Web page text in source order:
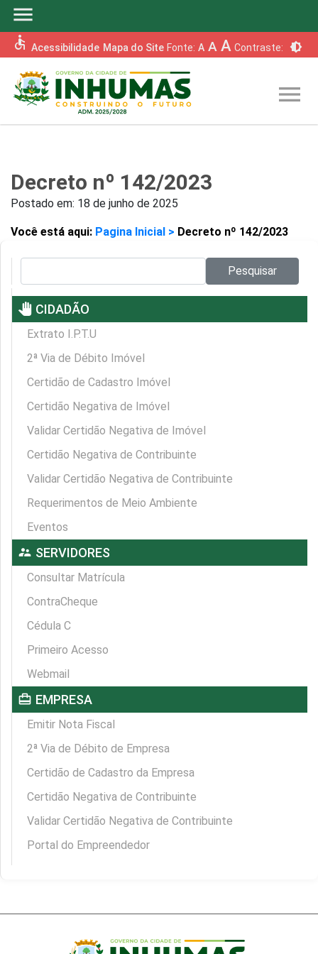
menu
accessible Acessibilidade Mapa do Site Fonte: A A A Contraste: brightness_6
menu
Decreto nº 142/2023
Postado em: 18 de junho de 2025
Você está aqui: Pagina Inicial > Decreto nº 142/2023
Pesquisar
pan_tool CIDADÃO
Extrato I.P.T.U
2ª Via de Débito Imóvel
Certidão de Cadastro Imóvel
Certidão Negativa de Imóvel
Validar Certidão Negativa de Imóvel
Certidão Negativa de Contribuinte
Validar Certidão Negativa de Contribuinte
Requerimentos de Meio Ambiente
Eventos
supervisor_account SERVIDORES
Consultar Matrícula
ContraCheque
Cédula C
Primeiro Acesso
Webmail
card_travel EMPRESA
Emitir Nota Fiscal
2ª Via de Débito de Empresa
Certidão de Cadastro da Empresa
Certidão Negativa de Contribuinte
Validar Certidão Negativa de Contribuinte
Portal do Empreendedor